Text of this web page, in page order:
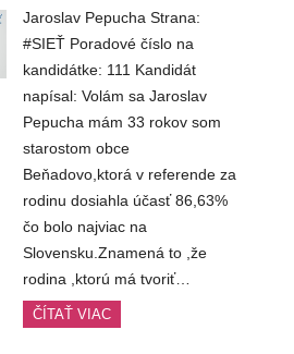
Jaroslav Pepucha Strana:
#SIEŤ Poradové číslo na
kandidátke: 111 Kandidát
napísal: Volám sa Jaroslav
Pepucha mám 33 rokov som
starostom obce
Beňadovo,ktorá v referende za
rodinu dosiahla účasť 86,63%
čo bolo najviac na
Slovensku.Znamená to ,že
rodina ,ktorú má tvoriť…
ČÍTAŤ VIAC